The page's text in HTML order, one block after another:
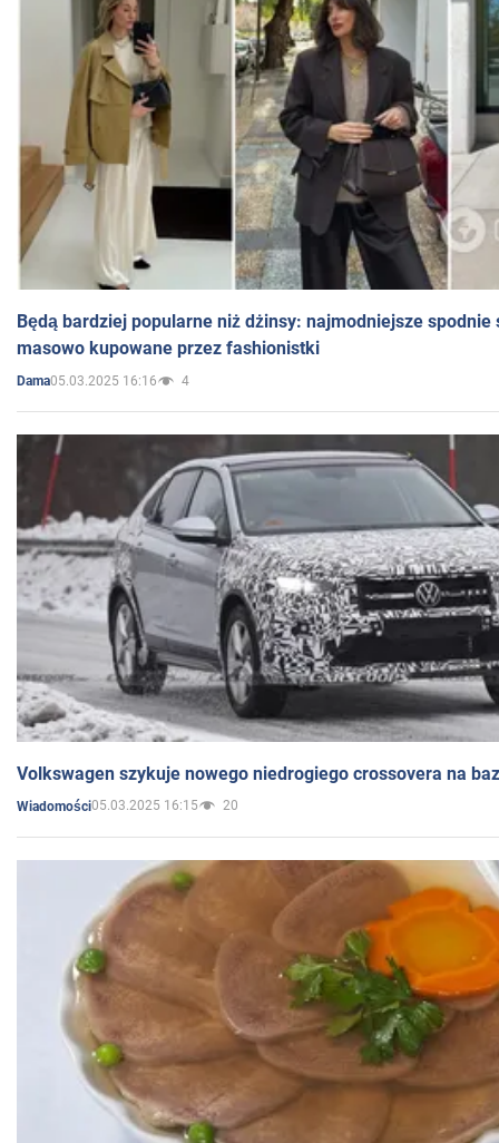
Będą bardziej popularne niż dżinsy: najmodniejsze spodnie
masowo kupowane przez fashionistki
Dama05.03.2025 16:16 4
Volkswagen szykuje nowego niedrogiego crossovera na
Wiadomości05.03.2025 16:15 20